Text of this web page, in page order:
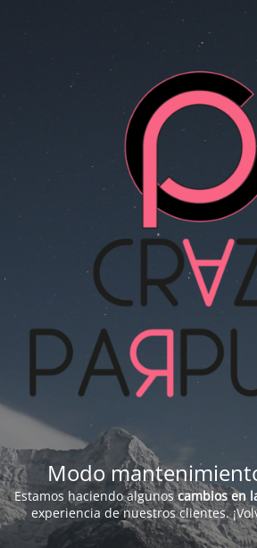
Modo
Estamos haciendo algunoscambios en
experiencia de nuestros clientes.